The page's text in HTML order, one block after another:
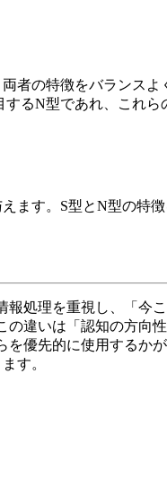
者の特徴をバランスよ
るN型であれ、これら
ます。S型とN型の特徴
処理を重視し、「今
違いは「認知の方向
優先的に使用するか
す。